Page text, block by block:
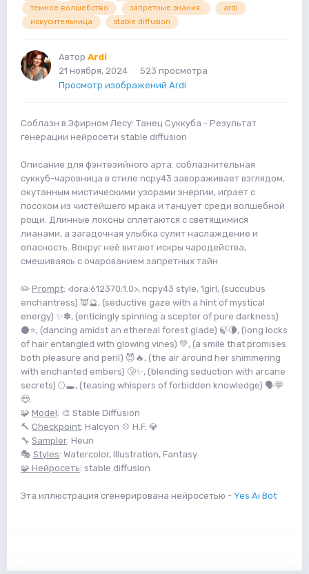
темное волшебство
запретные знания.
ardi
искусительница
stable diffusion
Автор Ardi
21 ноября, 2024
523 просмотра
Просмотр изображений Ardi
Соблазн в Эфирном Лесу: Танец Суккуба - Результат
генерации нейросети stable diffusion
Описание для фэнтезийного арта: соблазнительная
суккуб-чаровница в стиле ncpy43 завораживает взглядом,
окутанным мистическими узорами энергии, играет с
посохом из чистейшего мрака и танцует среди волшебной
рощи. Длинные локоны сплетаются с светящимися
лианами, а загадочная улыбка сулит наслаждение и
опасность. Вокруг неё витают искры чародейства,
смешиваясь с очарованием запретных тайн
✏️ Prompt: <lora:612370:1.0>, ncpy43 style, 1girl, (succubus
enchantress) 👿🔮, (seductive gaze with a hint of mystical
energy) ✨✽️, (enticingly spinning a scepter of pure darkness)
⚫⭐️, (dancing amidst an ethereal forest glade) 🍃🌘, (long locks
of hair entangled with glowing vines) 💚, (a smile that promises
both pleasure and peril) 😈🔥, (the air around her shimmering
with enchanted embers) 🤧✨, (blending seduction with arcane
secrets) 🌕🕳️, (teasing whispers of forbidden knowledge) 🗣️💬
😍.
🧩 Model: 🎨 Stable Diffusion
🔨 Checkpoint: Halcyon 💠 H.F. 💎
🔧 Sampler: Heun
🎭 Styles: Watercolor, Illustration, Fantasy
🧩 Нейросеть: stable diffusion
Эта иллюстрация сгенерирована нейросетью - Yes Ai Bot